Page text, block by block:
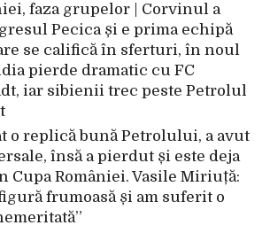
faza grupelor | Corvinul a
Pecica și e prima echipă
se califică în sferturi, în noul
pierde dramatic cu FC
iar sibienii trec peste Petrolul
o replică bună Petrolului, a avut
însă a pierdut și este deja
Cupa României. Vasile Miriuță:
frumoasă și am suferit o